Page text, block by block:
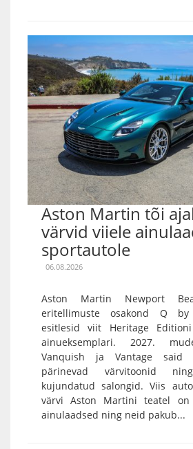
Aston Martin tõi
värvid viiele
sportautole
06.08.2026
Aston Martin Newport
eritellimuste osakond Q
esitlesid viit Heritage
ainueksemplari. 2027.
Vanquish ja Vantage said
pärinevad värvitoonid
kujundatud salongid. Viis
värvi Aston Martini teatel
ainulaadsed ning neid pakub...